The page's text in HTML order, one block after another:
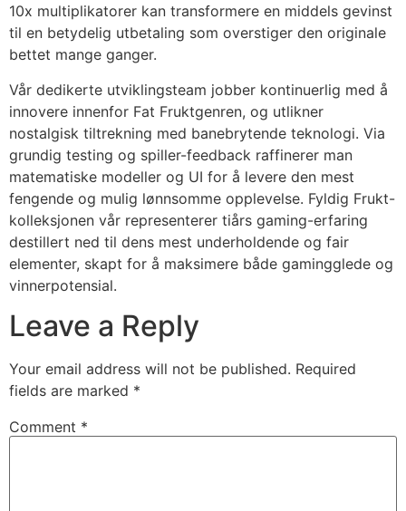
10x multiplikatorer kan transformere en middels gevinst
til en betydelig utbetaling som overstiger den originale
bettet mange ganger.
Vår dedikerte utviklingsteam jobber kontinuerlig med å
innovere innenfor Fat Fruktgenren, og utlikner
nostalgisk tiltrekning med banebrytende teknologi. Via
grundig testing og spiller-feedback raffinerer man
matematiske modeller og UI for å levere den mest
fengende og mulig lønnsomme opplevelse. Fyldig Frukt-
kolleksjonen vår representerer tiårs gaming-erfaring
destillert ned til dens mest underholdende og fair
elementer, skapt for å maksimere både gamingglede og
vinnerpotensial.
Leave a Reply
Your email address will not be published. Required
fields are marked *
Comment *